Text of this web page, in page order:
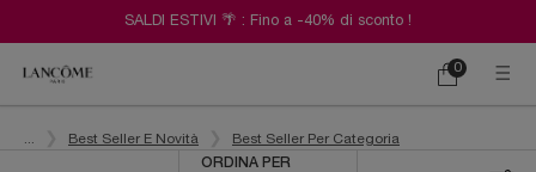
SALDI ESTIVI 🌴 : Fino a -40% di sconto !
Carrello
0
0 prodotto
Best Seller E Novità Best Seller Per Categoria
Ordina per
ORDINA PER